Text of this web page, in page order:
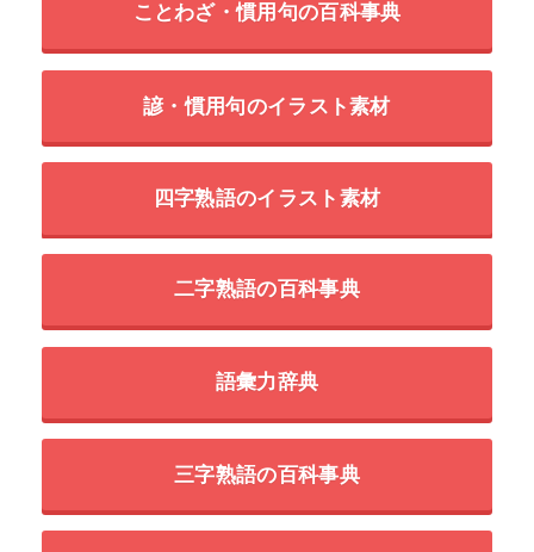
ことわざ・慣用句の百科事典
諺・慣用句のイラスト素材
四字熟語のイラスト素材
二字熟語の百科事典
語彙力辞典
三字熟語の百科事典